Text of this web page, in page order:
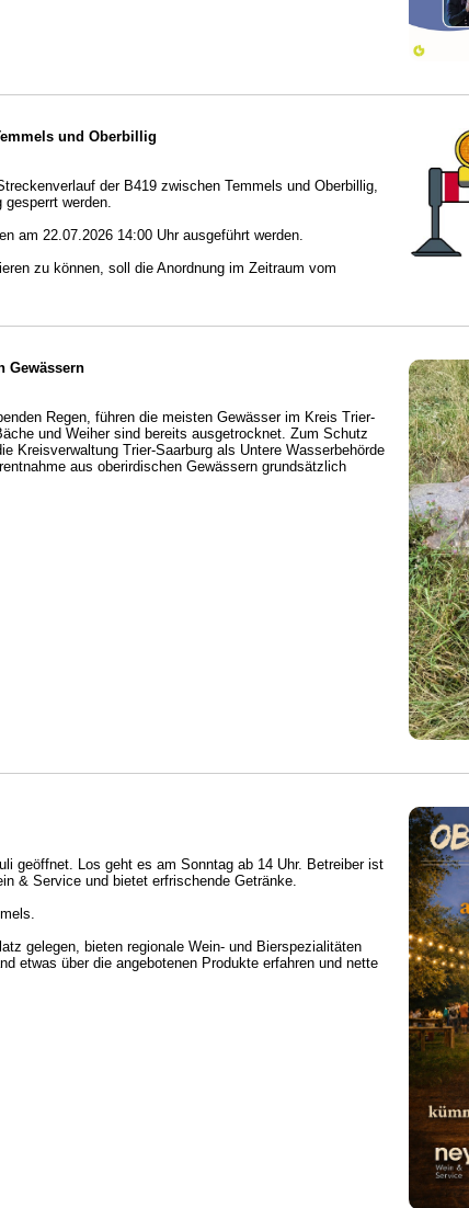
und Oberbillig
der B419 zwischen Temmels und Oberbillig,
werden.
am 22.07.2026 14:00 Uhr ausgeführt werden.
zu können, soll die Anordnung im Zeitraum vom
Gewässern
Regen, führen die meisten Gewässer im Kreis Trier-
und Weiher sind bereits ausgetrocknet. Zum Schutz
Kreisverwaltung Trier-Saarburg als Untere Wasserbehörde
aus oberirdischen Gewässern grundsätzlich
geöffnet. Los geht es am Sonntag ab 14 Uhr. Betreiber ist
& Service und bietet erfrischende Getränke.
gelegen, bieten regionale Wein- und Bierspezialitäten
etwas über die angebotenen Produkte erfahren und nette